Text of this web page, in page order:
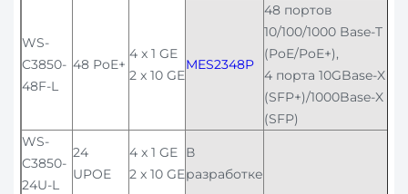
WS-
C3850-
48F-L
48 PoE+
4 x 1 GE
2 x 10 GE
MES2348P
48 портов
10/100/1000 Base-T
(PoE/PoE+),
4 порта 10GBase-X
(SFP+)/1000Base-X
(SFP)
WS-
C3850-
24U-L
24
UPOE
4 x 1 GE
2 x 10 GE
В
разработке